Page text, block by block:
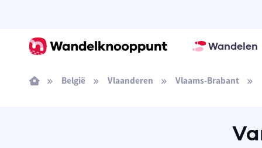
Wandelen
België Vlaanderen Vlaams-Brabant